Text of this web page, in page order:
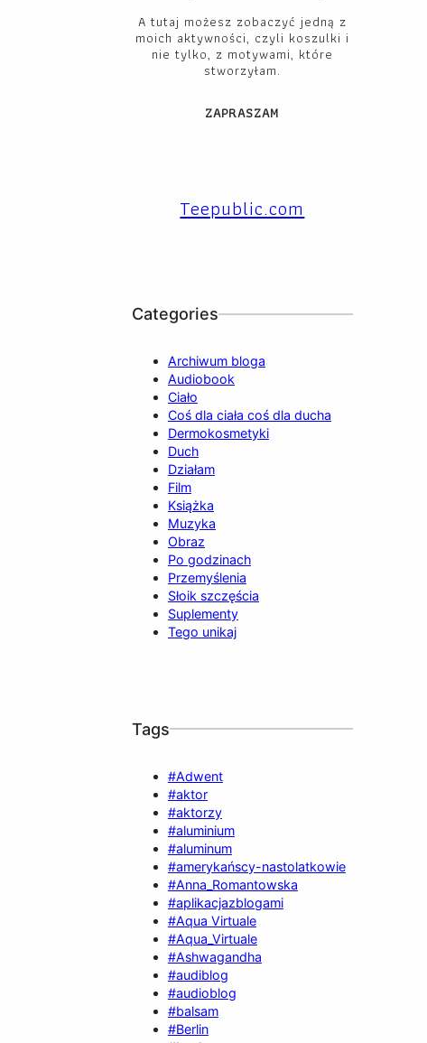
A tutaj możesz zobaczyć jedną z
moich aktywności, czyli koszulki i
nie tylko, z motywami, które
stworzyłam.
ZAPRASZAM
Teepublic.com
Categories
Archiwum bloga
Audiobook
Ciało
Coś dla ciała coś dla ducha
Dermokosmetyki
Duch
Działam
Film
Książka
Muzyka
Obraz
Po godzinach
Przemyślenia
Słoik szczęścia
Suplementy
Tego unikaj
Tags
#Adwent
#aktor
#aktorzy
#aluminium
#aluminum
#amerykańscy-nastolatkowie
#Anna_Romantowska
#aplikacjazblogami
#Aqua Virtuale
#Aqua_Virtuale
#Ashwagandha
#audiblog
#audioblog
#balsam
#Berlin